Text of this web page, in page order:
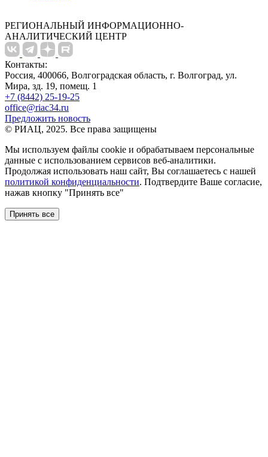
РЕГИОНАЛЬНЫЙ ИНФОРМАЦИОННО-
АНАЛИТИЧЕСКИЙ ЦЕНТР
Контакты:
Россия, 400066, Волгоградская область, г. Волгоград, ул.
Мира, зд. 19, помещ. 1
+7 (8442) 25-19-25
office@riac34.ru
Предложить новость
© РИАЦ, 2025. Все права защищены
Мы используем файлы сookie и обрабатываем персональные
данные с использованием сервисов веб-аналитики.
Продолжая использовать наш сайт, Вы соглашаетесь с нашей
политикой конфиденциальности. Подтвердите Ваше согласие,
нажав кнопку "Принять все"
Принять все